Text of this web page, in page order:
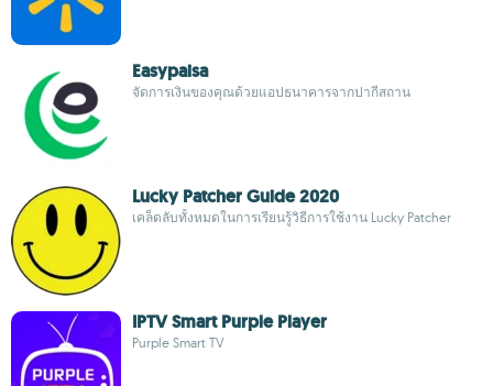
Easypaisa
จัดการเงินของคุณด้วยแอปธนาคารจากปากีสถาน
Lucky Patcher Guide 2020
เคล็ดลับทั้งหมดในการเรียนรู้วิธีการใช้งาน Lucky Patcher
IPTV Smart Purple Player
Purple Smart TV